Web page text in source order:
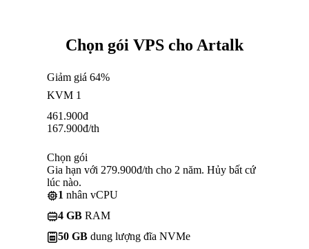
Chọn gói VPS cho Artalk
Giảm giá 64%
KVM 1
461.900đ
167.900đ/th
Chọn gói
Gia hạn với 279.900đ/th cho 2 năm. Hủy bất cứ
lúc nào.
1 nhân vCPU
4 GB RAM
50 GB dung lượng đĩa NVMe